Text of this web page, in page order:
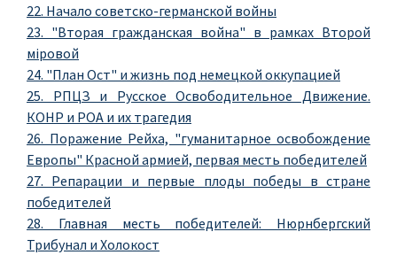
22. Начало советско-германской войны
23. "Вторая гражданская война" в рамках Второй
мiровой
24. "План Ост" и жизнь под немецкой оккупацией
25. РПЦЗ и Русское Освободительное Движение.
КОНР и РОА и их трагедия
26. Поражение Рейха, "гуманитарное освобождение
Европы" Красной армией, первая месть победителей
27. Репарации и первые плоды победы в стране
победителей
28. Главная месть победителей: Нюрнбергский
Трибунал и Холокост